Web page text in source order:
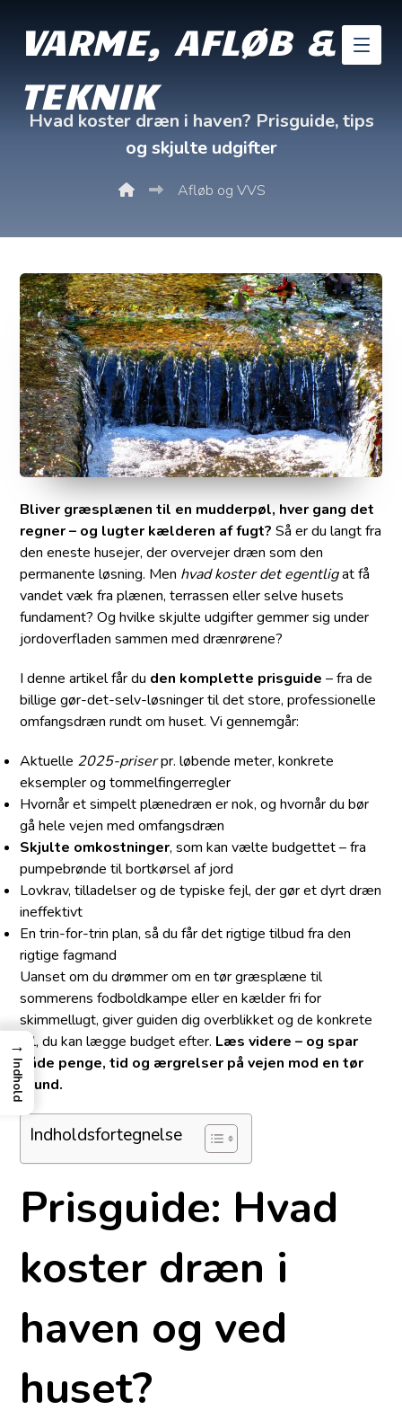
VARME, AFLØB &
TEKNIK
Hvad koster dræn i haven? Prisguide, tips
og skjulte udgifter
Afløb og VVS
Bliver græsplænen til en mudderpøl, hver gang det
regner – og lugter kælderen af fugt? Så er du langt fra
den eneste husejer, der overvejer dræn som den
permanente løsning. Men hvad koster det egentligat få
vandet væk fra plænen, terrassen eller selve husets
fundament? Og hvilke skjulte udgifter gemmer sig under
jordoverfladen sammen med drænrørene?
I denne artikel får du den komplette prisguide – fra de
billige gør-det-selv-løsninger til det store, professionelle
omfangsdræn rundt om huset. Vi gennemgår:
Aktuelle 2025-priserpr. løbende meter, konkrete
eksempler og tommelfingerregler
Hvornår et simpelt plænedræn er nok, og hvornår du bør
gå hele vejen med omfangsdræn
Skjulte omkostninger, som kan vælte budgettet – fra
pumpebrønde til bortkørsel af jord
Lovkrav, tilladelser og de typiske fejl, der gør et dyrt dræn
ineffektivt
En trin-for-trin plan, så du får det rigtige tilbud fra den
rigtige fagmand
Uanset om du drømmer om en tør græsplæne til
sommerens fodboldkampe eller en kælder fri for
skimmellugt, giver guiden dig overblikket og de konkrete
tal, du kan lægge budget efter. Læs videre – og spar
både penge, tid og ærgrelser på vejen mod en tør
grund.
Indholdsfortegnelse
Prisguide: Hvad
koster dræn i
haven og ved
huset?
→
Indhold